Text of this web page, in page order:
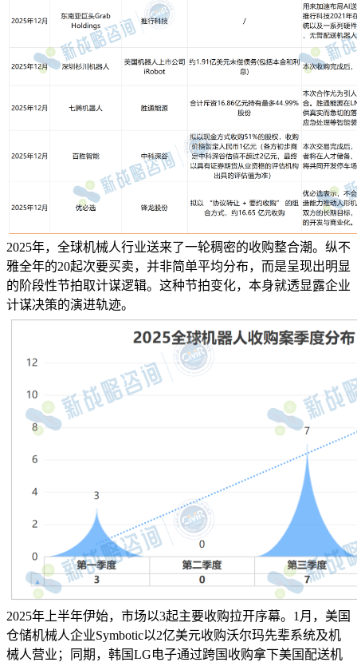
2025年，全球机械人行业送来了一轮稠密的收购整合潮。纵不
雅全年的20起次要买卖，并非简单平均分布，而是呈现出明显
的阶段性节拍取计谋逻辑。这种节拍变化，本身就透显露企业
计谋决策的演进轨迹。
2025年上半年伊始，市场以3起主要收购拉开序幕。1月，美国
仓储机械人企业Symbotic以2亿美元收购沃尔玛先辈系统及机
械人营业；同期，韩国LG电子通过跨国收购拿下美国配送机